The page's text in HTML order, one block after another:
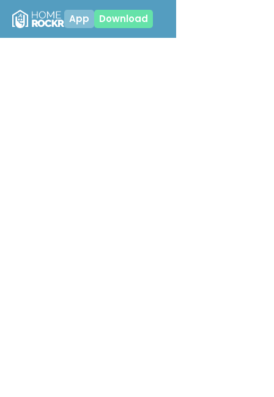
App Download